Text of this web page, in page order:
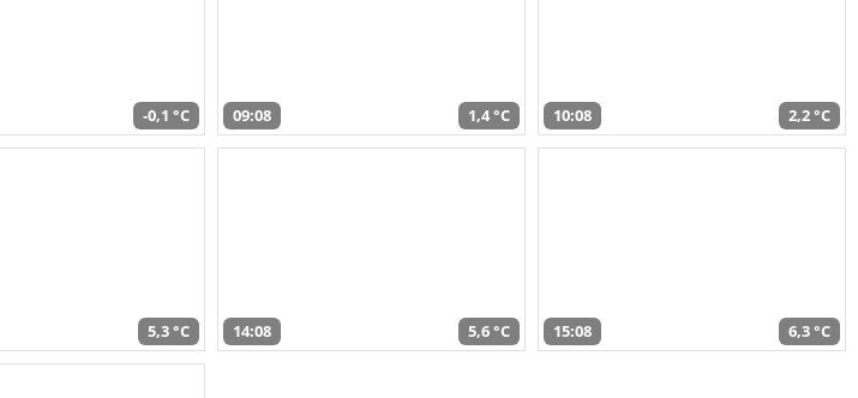
-0,1 °C 09:08 1,4 °C 10:08 2,2 °C
5,3 °C 14:08 5,6 °C 15:08 6,3 °C